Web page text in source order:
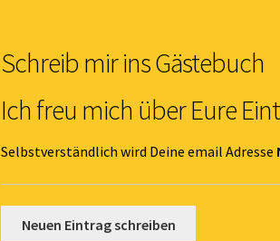
Schreib mir ins Gästebuch
Ich freu mich über Eure
Selbstverständlich wird Deine email Adresse